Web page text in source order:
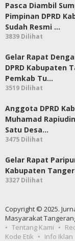
Pasca Diambil
Pimpinan DPRD
Sudah Resmi …
3839 Dilihat
Gelar Rapat
DPRD Kabupaten
Pemkab Tu…
3519 Dilihat
Anggota DPRD
Muhamad
Satu Desa…
3475 Dilihat
Gelar Rapat
Kabupaten
3327 Dilihat
Copyright © 2025.
Masyarakat
Tentang Kami
Kode Etik
Info Iklan